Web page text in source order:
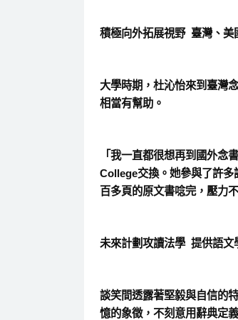
積極向外拓展視野 臺灣、美
大學時期，杜沁怡來到臺灣
相當有幫助。
「我一直都很想再到國外念
College交換。她參與了許多
百多頁的原文書唸完，壓力
未來計劃攻讀法學 提供語文
談笑間透露著堅毅與自信的
憶的象徵，不刻意用辭典定